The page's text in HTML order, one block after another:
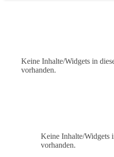
Keine Inhalte/Widgets in
vorhanden.
Keine Inhalte/Widgets
vorhanden.